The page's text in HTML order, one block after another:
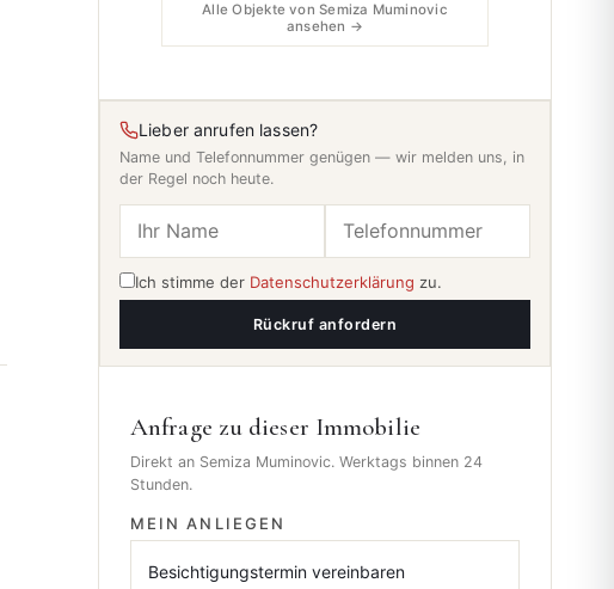
Alle Objekte von Semiza Muminovic
ansehen →
Lieber anrufen lassen?
Name und Telefonnummer genügen — wir melden uns, in
der Regel noch heute.
Ich stimme der Datenschutzerklärung zu.
Rückruf anfordern
Anfrage zu dieser Immobilie
Direkt an Semiza Muminovic. Werktags binnen 24
Stunden.
MEIN ANLIEGEN